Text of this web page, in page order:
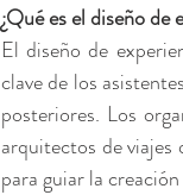
¿Qué es el diseño de
El diseño de
clave de los
posteriores. Los
arquitectos de viajes
para guiar la